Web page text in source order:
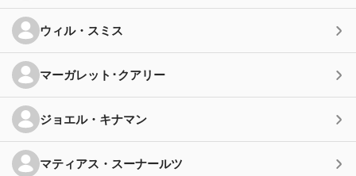
ウィル・スミス
マーガレット･クアリー
ジョエル・キナマン
マティアス・スーナールツ